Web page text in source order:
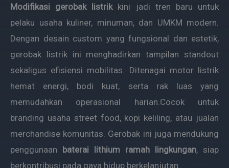
Modifikasi gerobak listrikkini jadi tren baru untuk
pelaku usaha kuliner, minuman, dan UMKM modern.
Dengan desain custom yang fungsional dan estetik,
gerobak listrik ini menghadirkan tampilan standout
sekaligus efisiensi mobilitas. Ditenagai motor listrik
hemat energi, bodi kuat, serta rak luas yang
memudahkan operasional harian.Cocok untuk
branding usaha street food, kopi keliling, atau jualan
merchandise komunitas. Gerobak ini juga mendukung
penggunaan baterai lithium ramah lingkungan, siap
berkontribusi pada gaya hidup berkelanjutan.